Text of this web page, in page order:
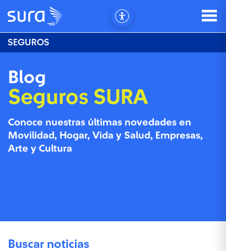
SEGUROS
Blog
Seguros SURA
Conoce nuestras últimas novedades en
Movilidad, Hogar, Vida y Salud, Empresas,
Arte y Cultura
Buscar noticias